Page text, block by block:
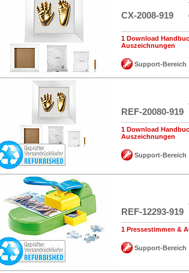
CX-2008-919
1 Download
Auszeichnungen
Support-Bereich
REF-20080-919
1 Download
Auszeichnungen
Support-Bereich
REF-12293-919
1 Pressestimmen &
Support-Bereich